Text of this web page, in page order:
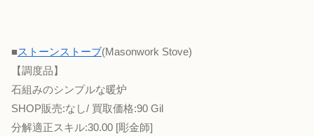
■ストーンストーブ(Masonwork Stove)
【調度品】
石組みのシンプルな暖炉
SHOP販売:なし/ 買取価格:90 Gil
分解適正スキル:30.00 [彫金師]